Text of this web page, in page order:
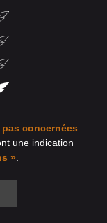
concernées
une indication
».